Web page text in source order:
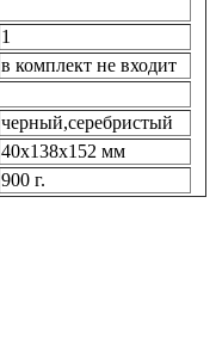
1
в комплект не входит
черный,серебристый
40x138x152 мм
900 г.